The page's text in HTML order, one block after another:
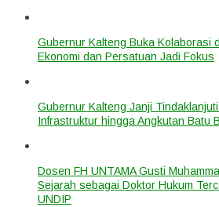
Gubernur Kalteng Buka Kolaborasi
Ekonomi dan Persatuan Jadi Fokus
Gubernur Kalteng Janji
Infrastruktur hingga Angkutan Batu
Dosen FH UNTAMA Gusti
Sejarah sebagai Doktor Hukum
UNDIP